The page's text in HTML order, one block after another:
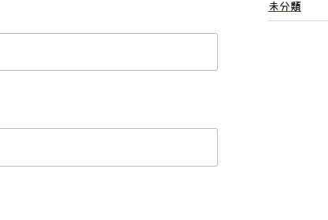
未分類